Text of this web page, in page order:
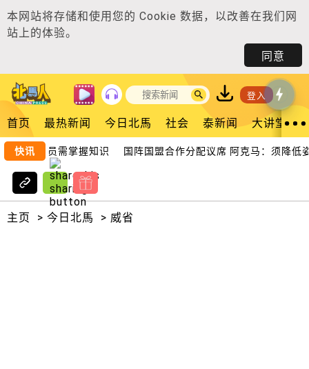
本网站将存储和使用您的 Cookie 数据，以改善在我们网
站上的体验。
同意
登入
首页 最热新闻 今日北馬 社会 泰新闻 大讲堂
快讯
州议员需掌握知识 国阵国盟合作分配议席 阿克马：须降低姿
主页 > 今日北馬 > 威省